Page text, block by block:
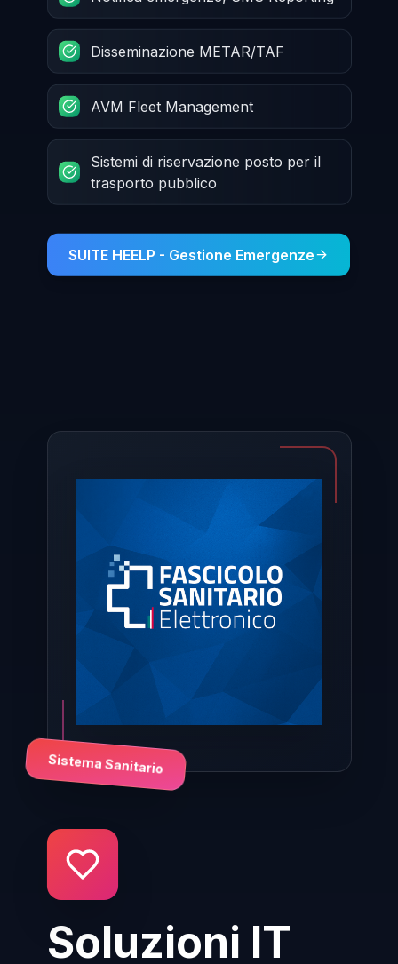
Disseminazione METAR/TAF
AVM Fleet Management
Sistemi di riservazione posto per il
trasporto pubblico
SUITE HEELP - Gestione Emergenze
Soluzioni IT
Sistema Sanitario